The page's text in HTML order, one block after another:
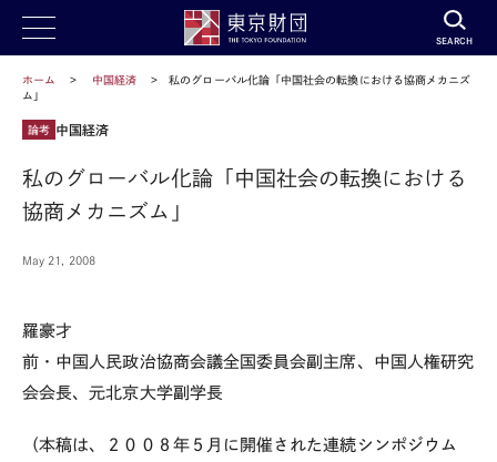
SEARCH
ホーム 中国経済
私のグローバル化論「中国社会の転換における協商メカニズ
ム」
論考 中国経済
私のグローバル化論「中国社会の転換における
協商メカニズム」
May 21, 2008
羅豪才
前・中国人民政治協商会議全国委員会副主席、中国人権研究
会会長、元北京大学副学長
（本稿は、２００８年５月に開催された連続シンポジウム